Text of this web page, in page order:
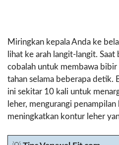
Miringkan kepala Anda ke
lihat ke arah langit-langit.
cobalah untuk membawa
tahan selama beberapa detik.
ini sekitar 10 kali untuk
leher, mengurangi
meningkatkan kontur leher